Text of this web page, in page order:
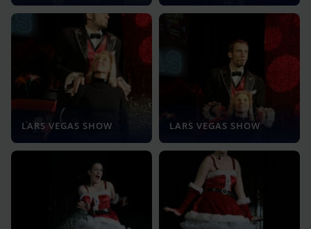
LARS VEGAS SHOW LARS VEGAS SHOW